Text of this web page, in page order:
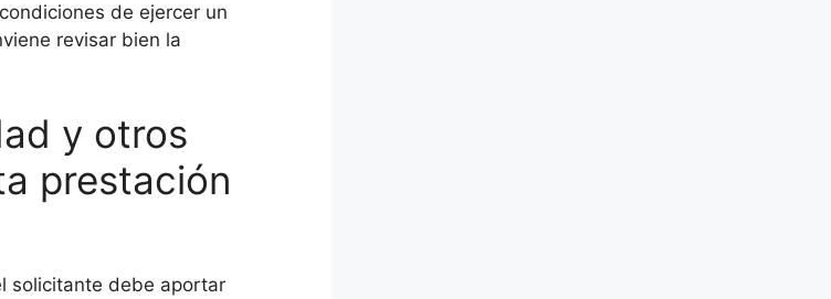
de ejercer un
revisar bien la
y otros
prestación
solicitante debe aportar